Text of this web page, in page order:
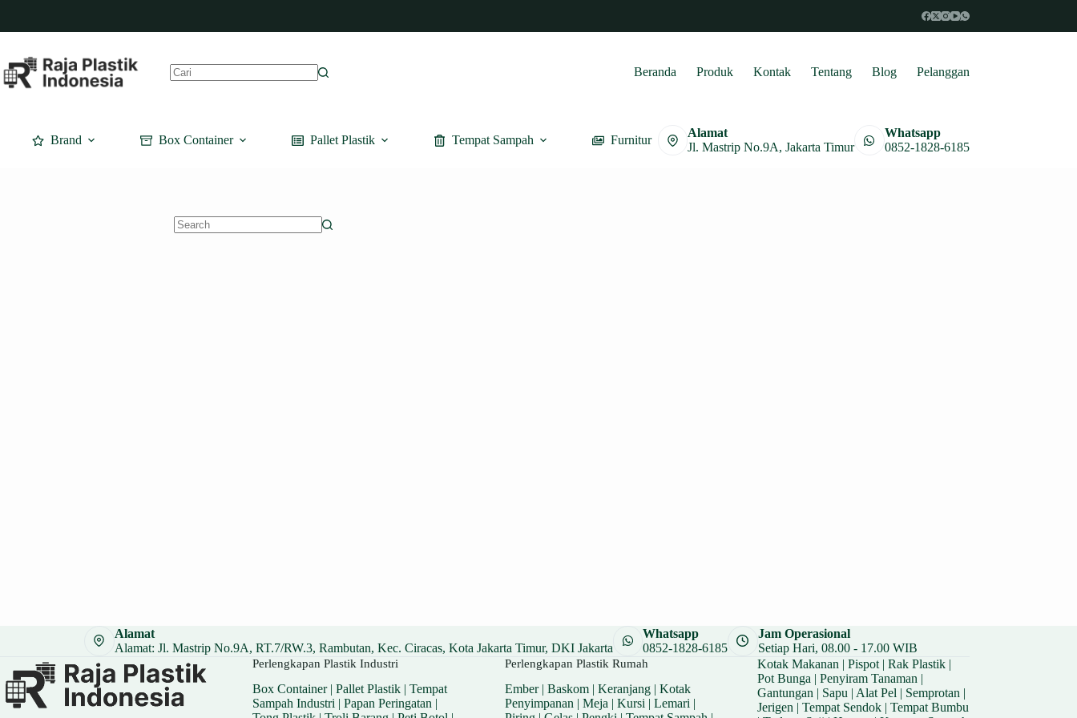
content
Beranda Produk Kontak Tentang Blog Pelanggan
Brand Box Container Pallet Plastik Tempat Sampah Furnitur
Alamat
Jl. Mastrip No.9A, Jakarta Timur
Whatsapp
0852-1828-6185
Alamat
Alamat: Jl. Mastrip No.9A, RT.7/RW.3, Rambutan, Kec. Ciracas, Kota Jakarta Timur, DKI Jakarta
Whatsapp
0852-1828-6185
Jam Operasional
Setiap Hari, 08.00 - 17.00 WIB
Perlengkapan Plastik Industri
Box Container| Pallet Plastik| Tempat
Sampah Industri | Papan Peringatan |
Perlengkapan Plastik Rumah
Ember| Baskom| Keranjang| Kotak
Penyimpanan | Meja | Kursi | Lemari |
Kotak Makanan | Pispot| Rak Plastik|
Pot Bunga | Penyiram Tanaman |
Gantungan | Sapu | Alat Pel | Semprotan |
Jerigen | Tempat Sendok| Tempat Bumbu